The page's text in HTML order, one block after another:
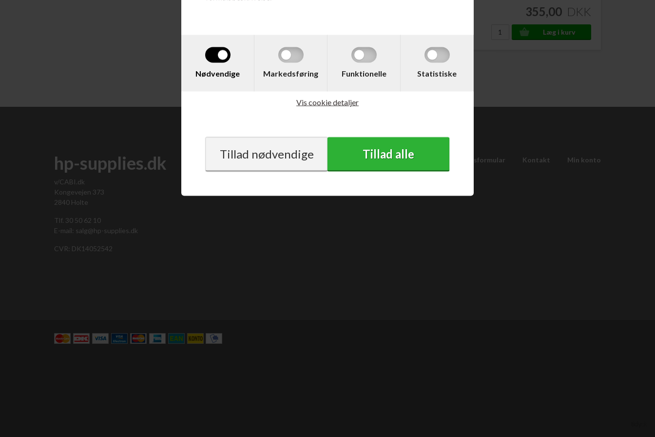
Nødvendige Markedsføring Funktionelle Statistiske
Vis cookie detaljer
355,00 DKK
hp-supplies.dk
v/CABI.dk
Kongevejen 373
2840 Holte
Tlf. 30 50 62 10
E-mail: salg@hp-supplies.dk
CVR: DK14052542
Vilkår Support Fortrydelsesformular Kontakt Min konto